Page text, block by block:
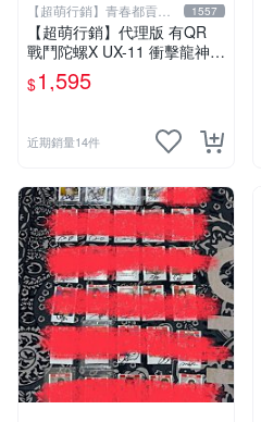
【超萌行銷】青春都貢獻
給玩具了
1557
【超萌行銷】代理版 有QR
戰鬥陀螺X UX-11 衝擊龍神 9
-60LR 豪華組 附發射器
$1,595
近期銷量14件